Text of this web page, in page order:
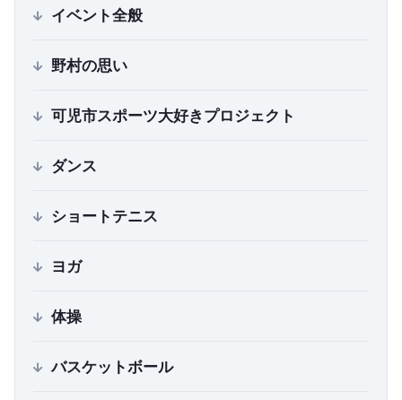
イベント全般
野村の思い
可児市スポーツ大好きプロジェクト
ダンス
ショートテニス
ヨガ
体操
バスケットボール